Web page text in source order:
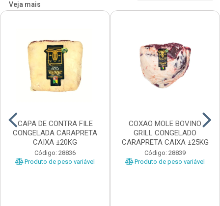
Veja mais
CAPA DE CONTRA FILE
CONGELADA CARAPRETA
CAIXA ±20KG
Código: 28836
Produto de peso variável
COXAO MOLE BOVINO
GRILL CONGELADO
CARAPRETA CAIXA ±25KG
Código: 28839
Produto de peso variável